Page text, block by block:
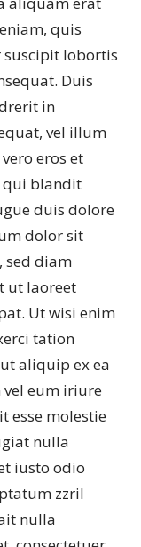
quis
lobortis
Duis
in
vel illum
eros et
qui blandit
duis dolore
dolor sit
sed diam
ut laoreet
Ut wisi enim
tation
aliquip ex ea
eum iriure
esse molestie
nulla
iusto odio
zzril
nulla